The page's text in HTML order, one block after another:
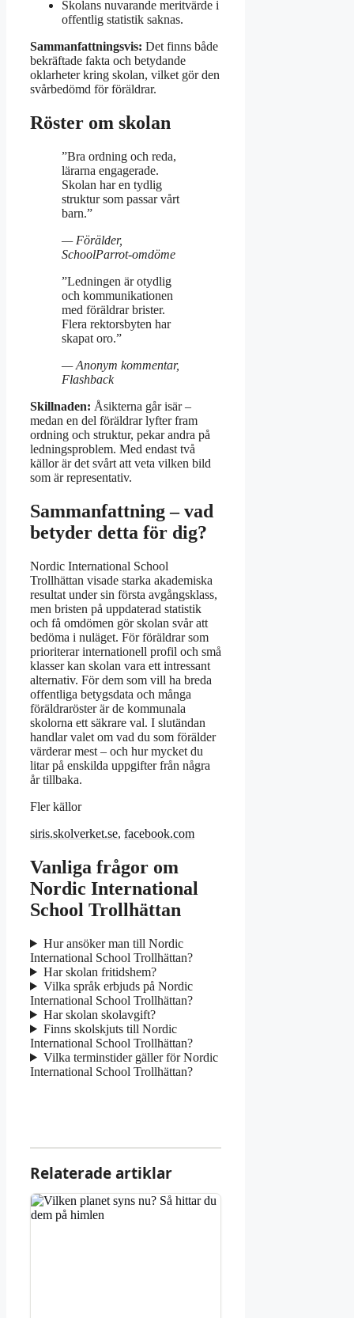
Skolans nuvarande meritvärde i
offentlig statistik saknas.
Sammanfattningsvis: Det finns både
bekräftade fakta och betydande
oklarheter kring skolan, vilket gör den
svårbedömd för föräldrar.
Röster om skolan
”Bra ordning och reda,
lärarna engagerade.
Skolan har en tydlig
struktur som passar vårt
barn.”
— Förälder,
SchoolParrot-omdöme
”Ledningen är otydlig
och kommunikationen
med föräldrar brister.
Flera rektorsbyten har
skapat oro.”
— Anonym kommentar,
Flashback
Skillnaden: Åsikterna går isär –
medan en del föräldrar lyfter fram
ordning och struktur, pekar andra på
ledningsproblem. Med endast två
källor är det svårt att veta vilken bild
som är representativ.
Sammanfattning – vad
betyder detta för dig?
Nordic International School
Trollhättan visade starka akademiska
resultat under sin första avgångsklass,
men bristen på uppdaterad statistik
och få omdömen gör skolan svår att
bedöma i nuläget. För föräldrar som
prioriterar internationell profil och små
klasser kan skolan vara ett intressant
alternativ. För dem som vill ha breda
offentliga betygsdata och många
föräldraröster är de kommunala
skolorna ett säkrare val. I slutändan
handlar valet om vad du som förälder
värderar mest – och hur mycket du
litar på enskilda uppgifter från några
år tillbaka.
Fler källor
siris.skolverket.se, facebook.com
Vanliga frågor om
Nordic International
School Trollhättan
Hur ansöker man till Nordic
International School Trollhättan?
Har skolan fritidshem?
Vilka språk erbjuds på Nordic
International School Trollhättan?
Har skolan skolavgift?
Finns skolskjuts till Nordic
International School Trollhättan?
Vilka terminstider gäller för Nordic
International School Trollhättan?
Relaterade artiklar